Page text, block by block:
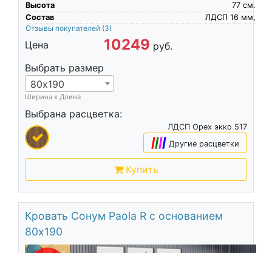
Высота
см.
77
Состав
ЛДСП 16 мм,
Отзывы покупателей (3)
Цена 10249 руб.
Выбрать размер
80х190
Ширина х Длина
Выбрана расцветка:
ЛДСП Орех экко 517
|||| Другие расцветки
Купить
Кровать Сонум Paola R с основанием
80х190